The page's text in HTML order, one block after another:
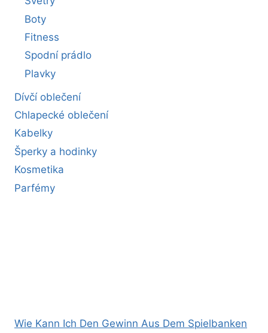
Boty
Fitness
Spodní prádlo
Plavky
Dívčí oblečení
Chlapecké oblečení
Kabelky
Šperky a hodinky
Kosmetika
Parfémy
Wie Kann Ich Den Gewinn Aus Dem Spielbanken